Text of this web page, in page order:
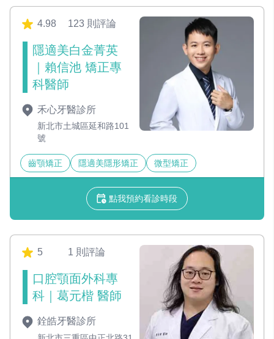
4.98 123 則評論
隱適美白金菁英
｜賴信池 矯正專
科醫師
禾心牙醫診所
新北市土城區延和路101
號
齒顎矯正 隱適美隱形矯正 微型矯正
點我預約看診時段
5 1 則評論
口腔顎面外科專
科｜葛元楷 醫師
銓皓牙醫診所